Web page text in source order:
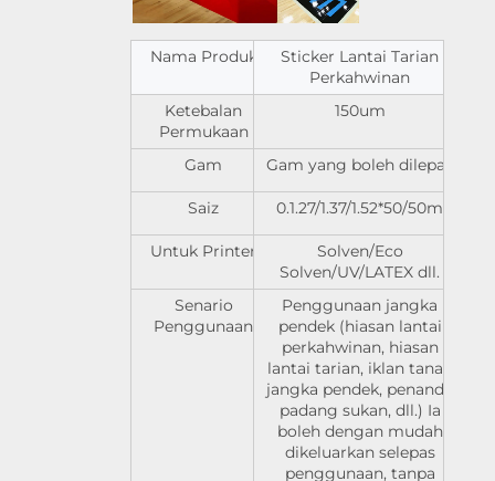
Nama Produk
Sticker Lantai Tarian
Perkahwinan
Ketebalan
Permukaan
150um
Gam Gam yang boleh dilepas
Saiz 0.1.27/1.37/1.52*50/50m
Untuk Printer
Solven/Eco
Solven/UV/LATEX dll.
Senario
Penggunaan
Penggunaan jangka
pendek (hiasan lantai
perkahwinan, hiasan
lantai tarian, iklan tanah
jangka pendek, penanda
padang sukan, dll.) Ia
boleh dengan mudah
dikeluarkan selepas
penggunaan, tanpa